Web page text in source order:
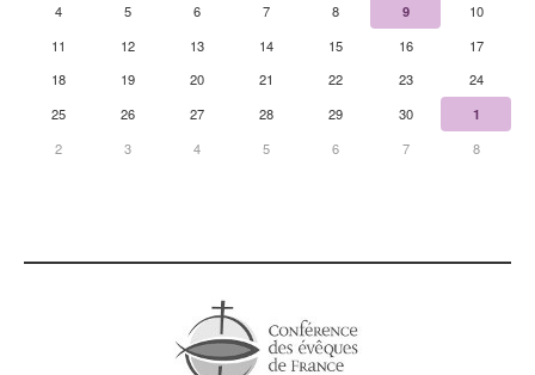
4
5 6 7 8 9
10
11
12 13 14 15 16
17
18
19 20 21 22 23
24
25
26 27 28 29 30
1
2
3 4 5 6 7 8